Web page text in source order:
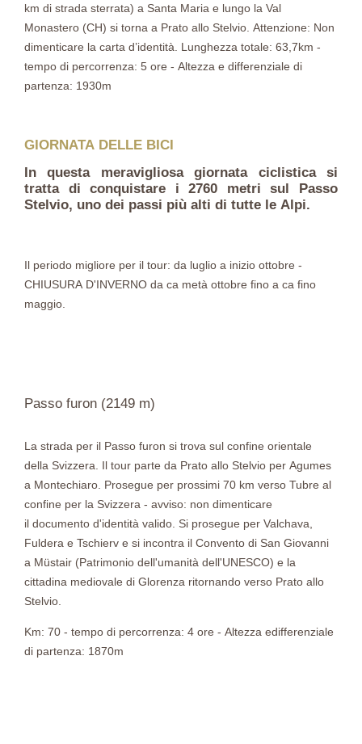
km di strada sterrata) a Santa Maria e lungo la Val
Monastero (CH) si torna a Prato allo Stelvio. Attenzione: Non
dimenticare la carta d’identità. Lunghezza totale: 63,7km -
tempo di percorrenza: 5 ore - Altezza e differenziale di
partenza: 1930m
GIORNATA DELLE BICI
In questa meravigliosa giornata ciclistica si
tratta di conquistare i 2760 metri sul Passo
Stelvio, uno dei passi più alti di tutte le Alpi.
Il periodo migliore per il tour: da luglio a inizio ottobre -
CHIUSURA D'INVERNO da ca metà ottobre fino a ca fino
maggio.
Passo furon (2149 m)
La strada per il Passo furon si trova sul confine orientale
della Svizzera. Il tour parte da Prato allo Stelvio per Agumes
a Montechiaro. Prosegue per prossimi 70 km verso Tubre al
confine per la Svizzera - avviso: non dimenticare
il documento d'identità valido. Si prosegue per Valchava,
Fuldera e Tschierv e si incontra il Convento di San Giovanni
a Müstair (Patrimonio dell'umanità dell'UNESCO) e la
cittadina mediovale di Glorenza ritornando verso Prato allo
Stelvio.
Km: 70 - tempo di percorrenza: 4 ore - Altezza edifferenziale
di partenza: 1870m